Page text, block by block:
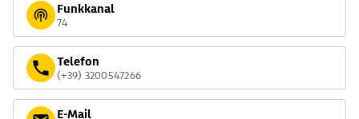
Funkkanal
74
Telefon
(+39) 3200547266
E-Mail